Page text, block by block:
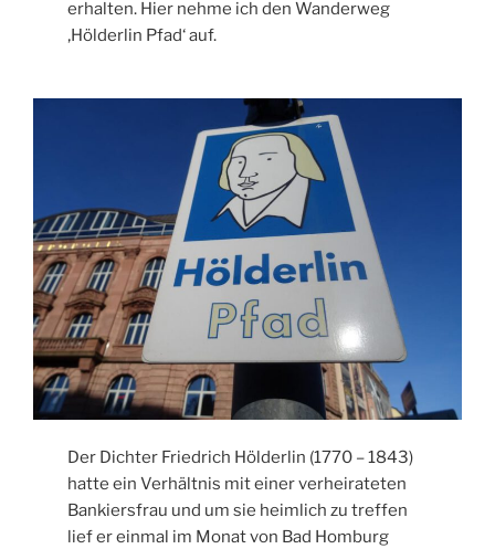
erhalten. Hier nehme ich den Wanderweg
‚Hölderlin Pfad‘ auf.
Der Dichter Friedrich Hölderlin (1770 – 1843)
hatte ein Verhältnis mit einer verheirateten
Bankiersfrau und um sie heimlich zu treffen
lief er einmal im Monat von Bad Homburg